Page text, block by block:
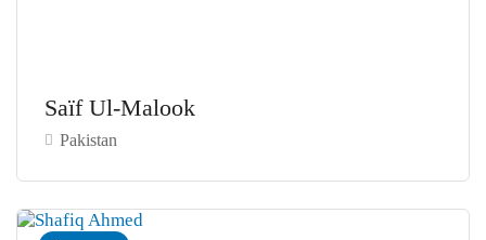
Saïf Ul-Malook
Pakistan